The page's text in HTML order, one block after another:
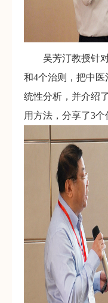
吴芳汀教授针
和4个治则，把中
统性分析，并介绍
用方法，分享了3个